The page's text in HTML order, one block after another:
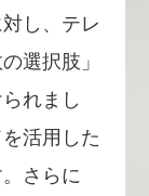
し、テレ
選択肢」
れまし
活用した
さらに